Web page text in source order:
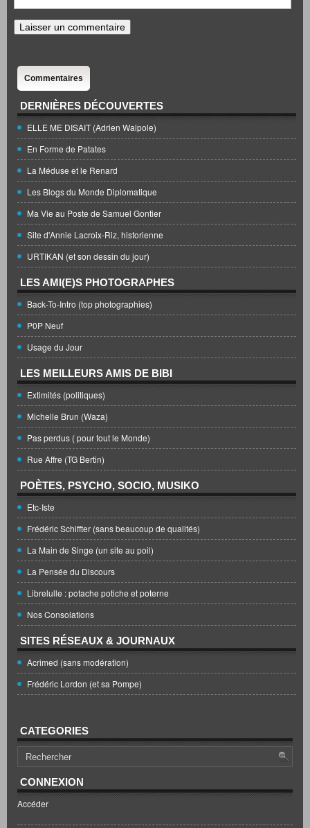
Commentaires
DERNIÈRES DÉCOUVERTES
ELLE ME DISAIT (Adrien Walpole)
En Forme de Patates
La Méduse et le Renard
Les Blogs du Monde Diplomatique
Ma Vie au Poste de Samuel Gontier
Site d'Annie Lacroix-Riz, historienne
URTIKAN (et son dessin du jour)
LES AMI(E)S PHOTOGRAPHES
Back-To-Intro (top photographies)
P0P Neuf
Usage du Jour
LES MEILLEURS AMIS DE BIBI
Extimités (politiques)
Michelle Brun (Waza)
Pas perdus ( pour tout le Monde)
Rue Affre (TG Bertin)
POÈTES, PSYCHO, SOCIO, MUSIKO
Etc-Iste
Frédéric Schiffter (sans beaucoup de qualités)
La Main de Singe (un site au poil)
La Pensée du Discours
Librelulle : potache potiche et poterne
Nos Consolations
SITES RÉSEAUX & JOURNAUX
Acrimed (sans modération)
Frédéric Lordon (et sa Pompe)
CATEGORIES
CONNEXION
Accéder